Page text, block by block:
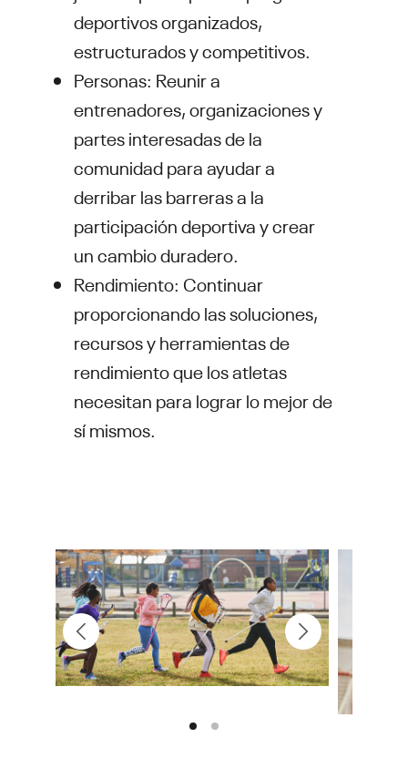
deportivos organizados,
estructurados y competitivos.
Personas: Reunir a
entrenadores, organizaciones y
partes interesadas de la
comunidad para ayudar a
derribar las barreras a la
participación deportiva y crear
un cambio duradero.
Rendimiento: Continuar
proporcionando las soluciones,
recursos y herramientas de
rendimiento que los atletas
necesitan para lograr lo mejor de
sí mismos.